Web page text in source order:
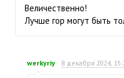
Величественно!
Лучше гор могут быть
werkyriy 8 декабря 2024,